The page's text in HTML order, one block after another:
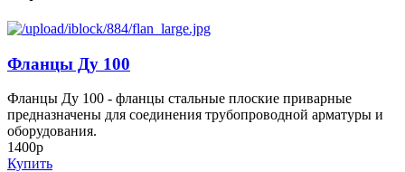
Фланцы Ду 100
Фланцы Ду 100 - фланцы стальные плоские приварные
предназначены для соединения трубопроводной арматуры и
оборудования.
1400р
Купить